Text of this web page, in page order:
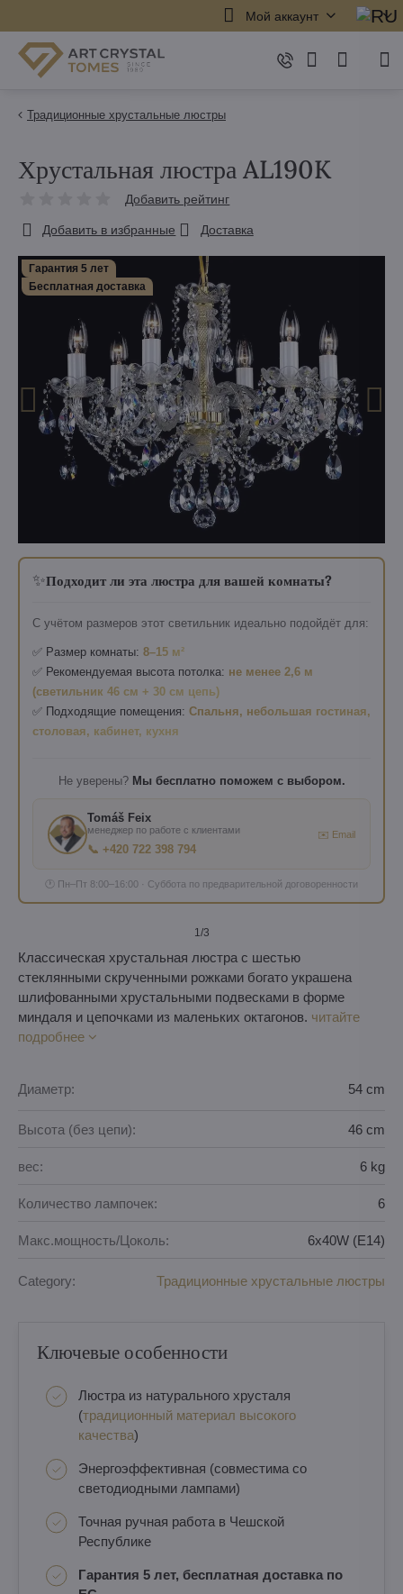
Мой аккаунт
Традиционные хрустальные люстры
Гарантия 5 лет
Бесплатная доставка
✨Подходит ли эта люстра для вашей комнаты?
С учётом размеров этот светильник идеально подойдёт для:
✅ Размер комнаты: 8–15 м²
✅ Рекомендуемая высота потолка: не менее 2,6 м
(светильник 46 см + 30 см цепь)
✅ Подходящие помещения: Спальня, небольшая гостиная,
столовая, кабинет, кухня
Не уверены? Мы бесплатно поможем с выбором.
Tomáš Feix
менеджер по работе с клиентами
📞 +420 722 398 794
✉️ Email
🕐 Пн–Пт 8:00–16:00 · Суббота по предварительной договоренности
1/3
Хрустальная люстра AL190K
Добавить рейтинг
Добавить в избранные Доставка
Классическая хрустальная люстра с шестью
стеклянными скрученными рожками богато украшена
шлифованными хрустальными подвесками в форме
миндаля и цепочками из маленьких октагонов. читайте
подробнее
Диаметр: 54 cm
Высота (без цепи): 46 cm
вес: 6 kg
Количество лампочек: 6
Макс.мощность/Цоколь: 6x40W (E14)
Category: Традиционные хрустальные люстры
Ключевые особенности
Люстра из натурального хрусталя
(традиционный материал высокого
качества)
Энергоэффективная (совместима со
светодиодными лампами)
Точная ручная работа в Чешской
Республике
Гарантия 5 лет, бесплатная доставка по